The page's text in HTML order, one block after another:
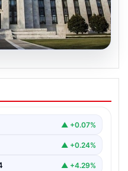
Ne Zaman,
ve
ayı faiz kararı, finansal
▲ +0.07%
▲ +0.24%
▲ +4.29%